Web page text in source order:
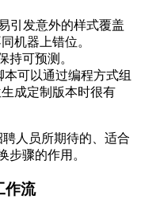
引发意外的样式覆盖
机器上错位。
持可预测。
本可以通过编程方式组
成定制版本时很有
人员所期待的、适合
步骤的作用。
作流